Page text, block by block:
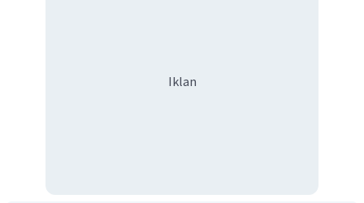
Iklan